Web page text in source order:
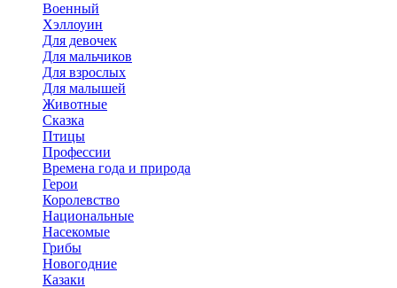
Военный
Хэллоуин
Для девочек
Для мальчиков
Для взрослых
Для малышей
Животные
Сказка
Птицы
Профессии
Времена года и природа
Герои
Королевство
Национальные
Насекомые
Грибы
Новогодние
Казаки